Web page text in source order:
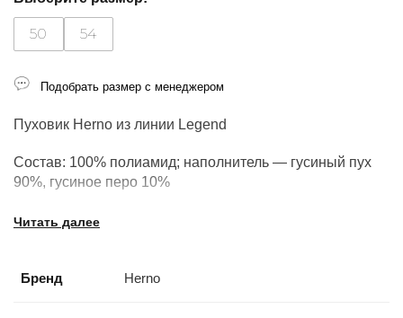
Пуховик Herno из линии Legend
Состав: 100% полиамид; наполнитель — гусиный пух
90%, гусиное перо 10%
Производство: Италия.
Читать далее
Бренд Herno
50 54
Подобрать размер с менеджером